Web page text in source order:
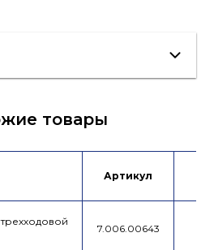
Каталог
Лист данных
товары
Артикул
7.006.00643